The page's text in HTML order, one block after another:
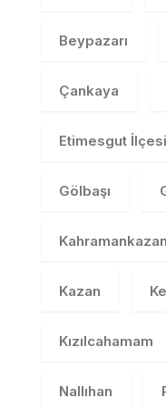
Beypazarı
Çankaya
Etimesgut İlçesi
Gölbaşı
Kahramankazan
Kazan
Kızılcahamam
Nallıhan